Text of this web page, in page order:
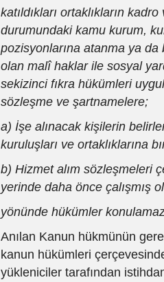
katıldıkları ortaklıkların
durumundaki kamu kurum,
pozisyonlarına atanma ya
olan malî haklar ile sosyal
sekizinci fıkra hükümleri
sözleşme ve şartnamelere;
a) İşe alınacak kişilerin
kuruluşları ve ortaklıklarına
b) Hizmet alım sözleşmeleri
yerinde daha önce çalışmış
yönünde hükümler
Anılan Kanun hükmünün
kanun hükümleri
yükleniciler tarafından